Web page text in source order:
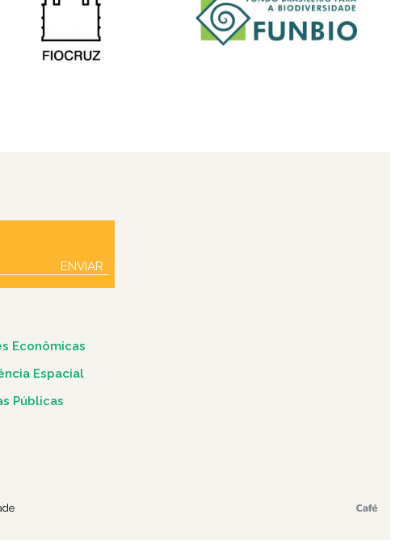
ENVIAR
Econômicas
Espacial
Públicas